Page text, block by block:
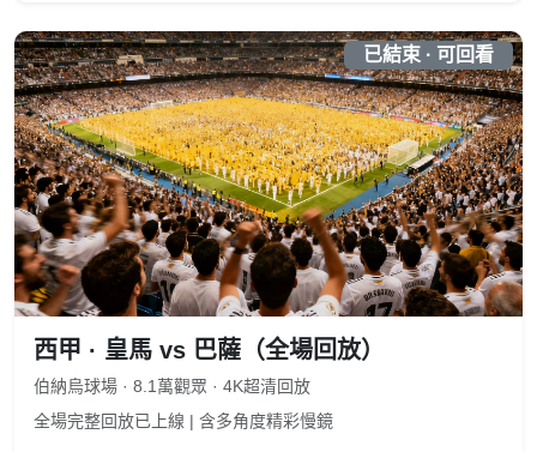
已結束 · 可回看
西甲 · 皇馬 vs 巴薩（全場回放）
伯納烏球場 · 8.1萬觀眾 · 4K超清回放
全場完整回放已上線 | 含多角度精彩慢鏡